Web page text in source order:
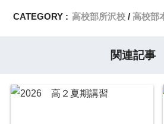
CATEGORY : 高校部所沢校 高校部
関連記事